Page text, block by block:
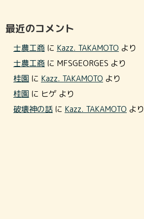
最近のコメント
士農工商 に Kazz. TAKAMOTO より
士農工商 に MFSGEORGES より
桂園 に Kazz. TAKAMOTO より
桂園 に ヒゲ より
破壊神の話 に Kazz. TAKAMOTO より